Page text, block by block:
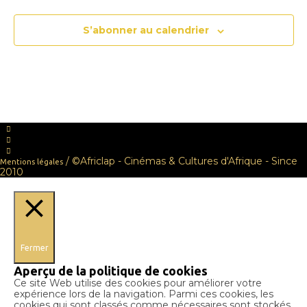
S’abonner au calendrier
Mentions légales / ©Africlap - Cinémas & Cultures d'Afrique - Since
2010
Fermer
Aperçu de la politique de cookies
Ce site Web utilise des cookies pour améliorer votre
expérience lors de la navigation. Parmi ces cookies, les